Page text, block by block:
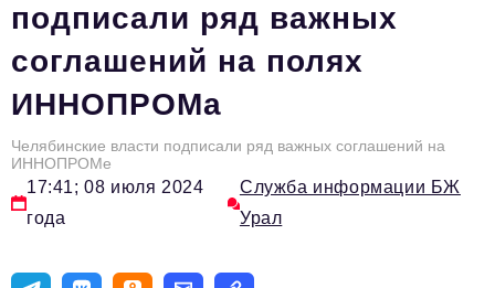
Ниши и рынки
Цитаты
Туризм
Новости
Импортозамещение
ИННОПРОМ
Топ-100 влиятельных людей Свердловской области
подписали ряд важных
соглашений на полях
ИННОПРОМа
Челябинские власти подписали ряд важных соглашений на
ИННОПРОМе
17:41; 08 июля 2024
года
Служба информации БЖ
Урал